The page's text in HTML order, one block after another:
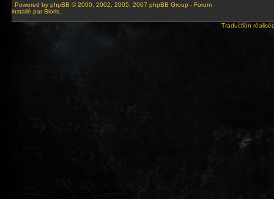
Powered by phpBB © 2000, 2002, 2005, 2007 phpBB Group - Forum
installé par Bioris.
Traduction